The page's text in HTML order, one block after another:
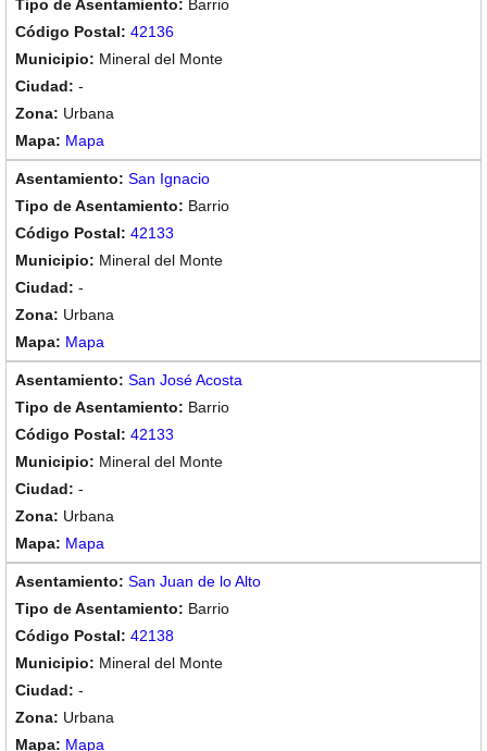
Barrio
42136
Mineral del Monte
-
Urbana
Mapa
San Ignacio
Barrio
42133
Mineral del Monte
-
Urbana
Mapa
San José Acosta
Barrio
42133
Mineral del Monte
-
Urbana
Mapa
San Juan de lo Alto
Barrio
42138
Mineral del Monte
-
Urbana
Mapa